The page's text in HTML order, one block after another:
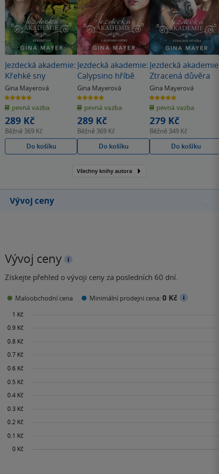
Jezdecká akademie:
Křehké sny
Gina Mayerová
5.0
z
5
hvězdiček
pevná vazba
289 Kč
Běžně 369 Kč
Do košíku
Jezdecká akademie:
Calypsino hříbě
Gina Mayerová
5.0
z
5
hvězdiček
pevná vazba
289 Kč
Běžně 369 Kč
Do košíku
Jezdecká
Ztracená důvěra
Gina Mayerová
4.8
z
5
hvězdiček
pevná vazba
279 Kč
Běžně 349 Kč
Do košíku
Všechny knihy autora
Vývoj ceny
Vývoj ceny
Získejte přehled o vývoji ceny za posledních 60 dní.
Maloobchodní cena Minimální prodejní cena:0 Kč